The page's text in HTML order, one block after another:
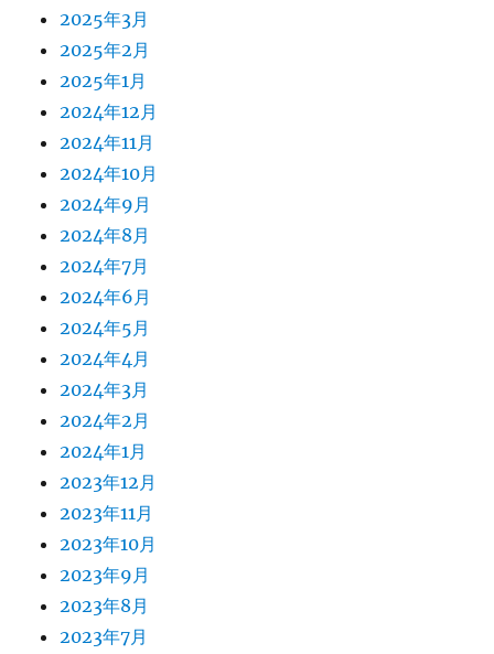
2025年3月
2025年2月
2025年1月
2024年12月
2024年11月
2024年10月
2024年9月
2024年8月
2024年7月
2024年6月
2024年5月
2024年4月
2024年3月
2024年2月
2024年1月
2023年12月
2023年11月
2023年10月
2023年9月
2023年8月
2023年7月